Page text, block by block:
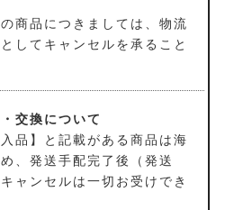
商品につきましては、物流
してキャンセルを承ること
交換について
品】と記載がある商品は海
、発送手配完了後（発送
ャンセルは一切お受けでき